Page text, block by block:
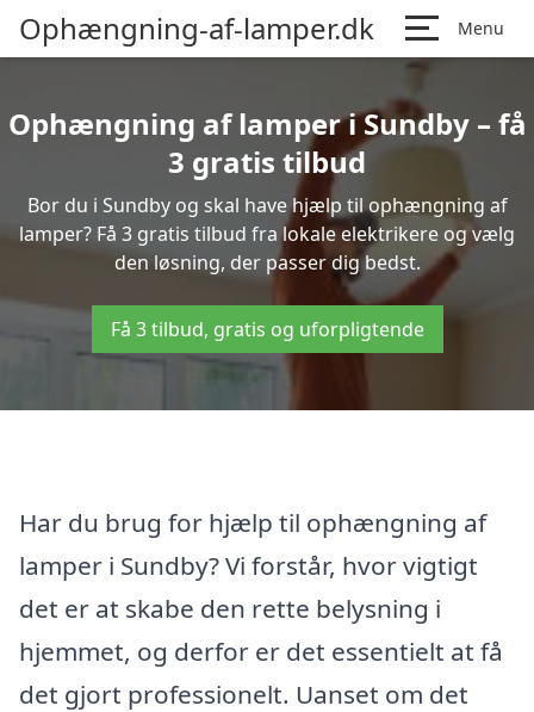
Ophængning-af-lamper.dk Menu
Ophængning af lamper i Sundby – få
3 gratis tilbud
Bor du i Sundby og skal have hjælp til ophængning af
lamper? Få 3 gratis tilbud fra lokale elektrikere og vælg
den løsning, der passer dig bedst.
Få 3 tilbud, gratis og uforpligtende
Har du brug for hjælp til ophængning af
lamper i Sundby? Vi forstår, hvor vigtigt
det er at skabe den rette belysning i
hjemmet, og derfor er det essentielt at få
det gjort professionelt. Uanset om det